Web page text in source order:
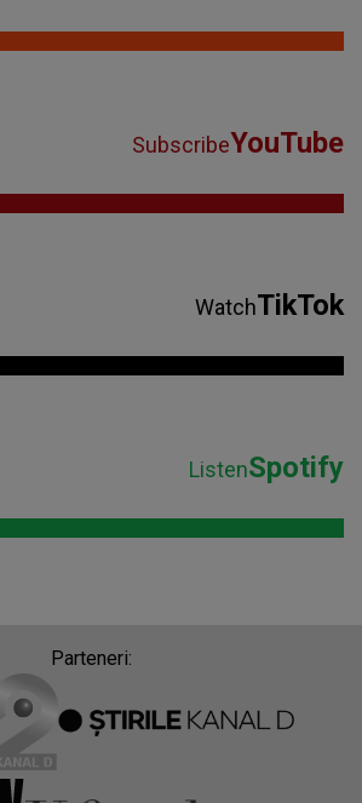
SubscribeYouTube
WatchTikTok
ListenSpotify
Parteneri: